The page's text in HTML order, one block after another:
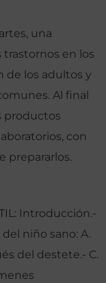
una
en los
de los adultos y
Al final
productos
con
prepararlos.
Introducción.-
niño sano: A.
del destete.- C.